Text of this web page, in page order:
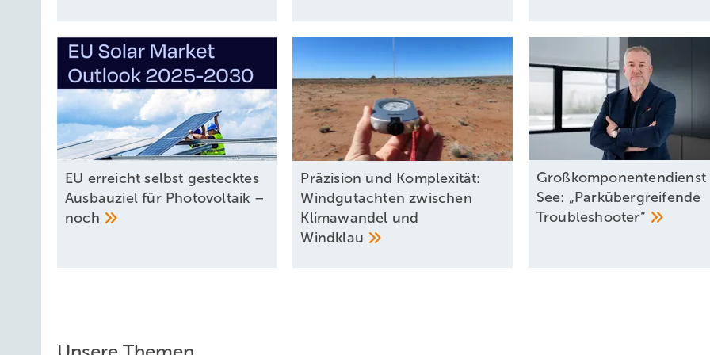
EU erreicht selbst gestecktes
Ausbauziel für Photovoltaik –
noch
Präzision und Komplexität:
Windgutachten zwischen
Klimawandel und
Windklau
Großkomponentendienst
See: „Parkübergreifende
Troubleshooter“